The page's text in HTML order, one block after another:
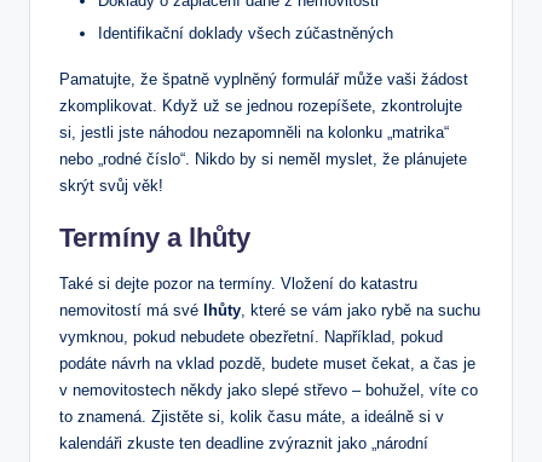
Identifikační doklady všech zúčastněných
Pamatujte, že špatně ⁢vyplněný formulář může vaši⁣ žádost
zkomplikovat.​ Když už se jednou rozepíšete, zkontrolujte
si, jestli jste‍ náhodou ⁢nezapomněli na ‌kolonku „matrika“
nebo „rodné číslo“. Nikdo by si ‍neměl myslet, že plánujete
skrýt svůj ⁣věk!
Termíny a lhůty
Také si ​dejte pozor na termíny.‍ Vložení do katastru
nemovitostí má své
lhůty, které se vám jako rybě na suchu
vymknou, pokud nebudete obezřetní. Například, pokud
podáte návrh na vklad pozdě, budete​ muset čekat, a čas je
v nemovitostech ⁤někdy jako slepé střevo – bohužel, ​víte⁤ co
to znamená. Zjistěte si, kolik času máte,⁢ a ideálně si v
kalendáři zkuste ten​ deadline zvýraznit‌ jako „národní